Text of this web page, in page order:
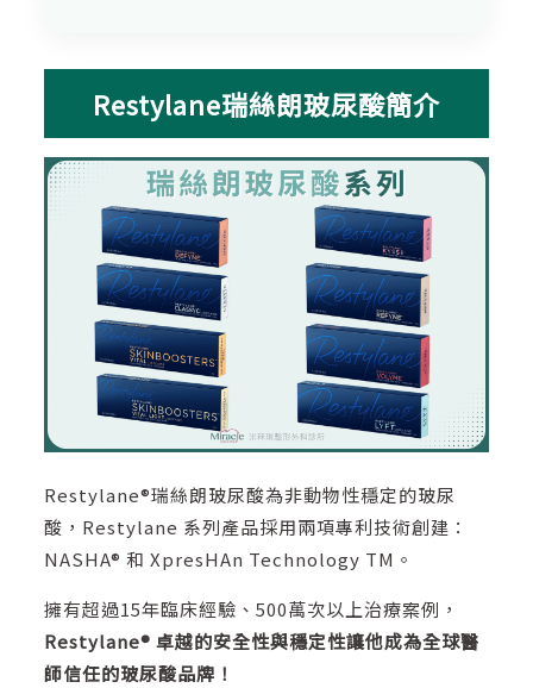
Restylane瑞絲朗玻尿酸簡介
Restylane®瑞絲朗玻尿酸為非動物性穩定的玻尿
酸，Restylane 系列產品採用兩項專利技術創建：
NASHA® 和 XpresHAn Technology TM。
擁有超過15年臨床經驗、500萬次以上治療案例，
Restylane® 卓越的安全性與穩定性讓他成為全球醫
師信任的玻尿酸品牌！